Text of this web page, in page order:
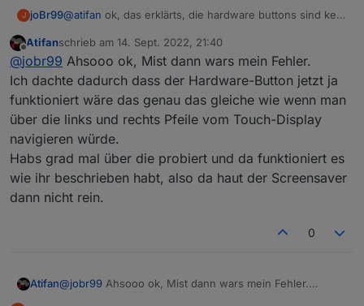
J joBr99@atifan ok, das erklärts, die hardware buttons sind kein
auch nicht auf 0 gesetzt
man könnte eventuell den timer auch beim laden der
seiten auf 0 setzten, das sollte das problem lösen
bei entityUpd, beim laden der seite würde nur helfen
wenn man den typ von der seite wechselt
eventuell bei pageType ..., entityUpd würde auch bei
den callbacks aufgerufen
Offline
Atifanschrieb am 14. Sept. 2022, 21:40
zuletzt editiert von
@jobr99 Ahsooo ok, Mist dann wars mein Fehler.
Ich dachte dadurch dass der Hardware-Button jetzt ja
funktioniert wäre das genau das gleiche wie wenn man
über die links und rechts Pfeile vom Touch-Display
navigieren würde.
Habs grad mal über die probiert und da funktioniert es
wie ihr beschrieben habt, also da haut der Screensaver
dann nicht rein.
0
Atifan@jobr99 Ahsooo ok, Mist dann wars mein Fehler.